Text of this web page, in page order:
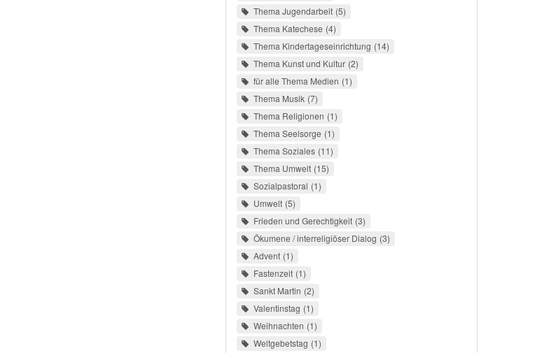
Thema Jugendarbeit 5
Thema Katechese 4
Thema Kindertageseinrichtung 14
Thema Kunst und Kultur 2
für alle Thema Medien 1
Thema Musik 7
Thema Religionen 1
Thema Seelsorge 1
Thema Soziales 11
Thema Umwelt 15
Sozialpastoral 1
Umwelt 5
Frieden und Gerechtigkeit 3
Ökumene / interreligiöser Dialog 3
Advent 1
Fastenzeit 1
Sankt Martin 2
Valentinstag 1
Weihnachten 1
Weltgebetstag 1